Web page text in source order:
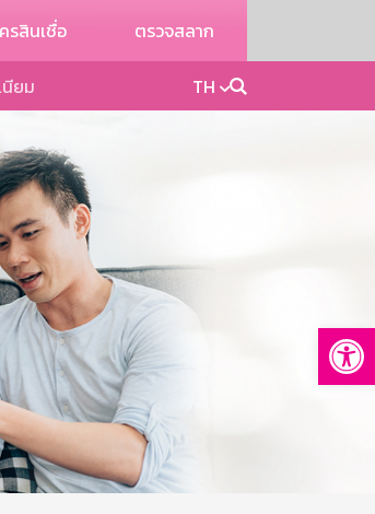
รสินเชื่อ ตรวจสลาก
นียม TH